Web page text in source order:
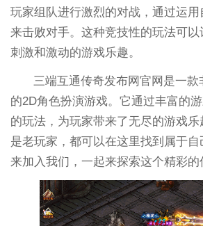
玩家组队进行激烈的对战，通过运
来击败对手。这种竞技性的玩法可
刺激和激动的游戏乐趣。
三端互通传奇发布网官网是一款
的2D角色扮演游戏。它通过丰富的
的玩法，为玩家带来了无尽的游戏
是老玩家，都可以在这里找到属于
来加入我们，一起来探索这个精彩的